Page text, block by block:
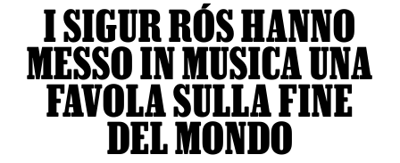
I SIGUR RÓS HANNO
MESSO IN MUSICA UNA
FAVOLA SULLA FINE
DEL MONDO